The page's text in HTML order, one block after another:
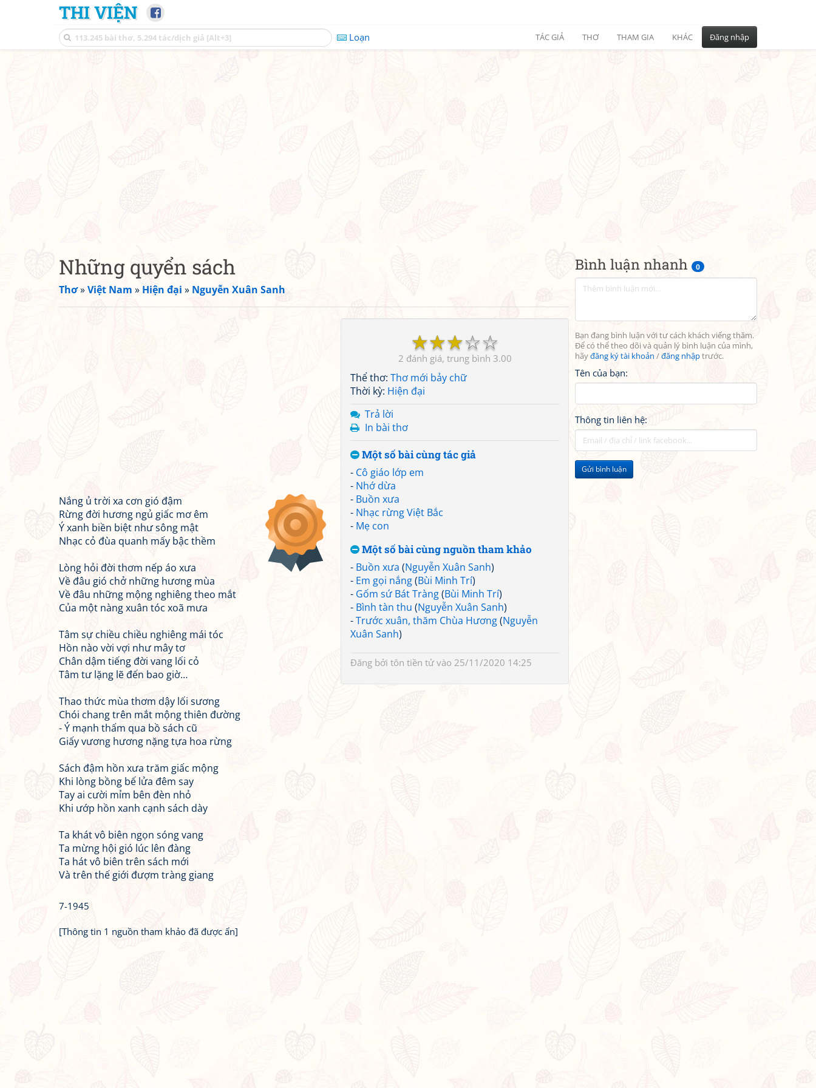
THI VIỆN
Loạn TÁC GIẢ THƠ THAM GIA KHÁC Đăng nhập
Bình luận nhanh 0
Bạn đang bình luận với tư cách khách viếng thăm.
Để có thể theo dõi và quản lý bình luận của mình,
hãyđăng ký tài khoản /đăng nhậptrước.
Tên của bạn:
Thông tin liên hệ:
Gửi bình luận
Những quyển sách
Thơ»Việt Nam » Hiện đại » Nguyễn Xuân Sanh
☆
☆
☆
☆
☆
2 3.00
Thể thơ: Thơ mới bảy chữ
Thời kỳ: Hiện đại
Trả lời
In bài thơ
Một số bài cùng tác giả
- Cô giáo lớp em
- Nhớ dừa
- Buồn xưa
- Nhạc rừng Việt Bắc
- Mẹ con
Một số bài cùng nguồn tham khảo
- Buồn xưa (Nguyễn Xuân Sanh)
- Em gọi nắng(Bùi Minh Trí)
- Gốm sứ Bát Tràng(Bùi Minh Trí)
- Bình tàn thu (Nguyễn Xuân Sanh)
-Trước xuân, thăm Chùa Hương(Nguyễn
Xuân Sanh)
Đăng bởi tôn tiền tửvào 25/11/2020 14:25
Nắng ủ trời xa cơn gió đậm
Rừng đời hương ngủ giấc mơ êm
Ý xanh biền biệt như sông mật
Nhạc cỏ đùa quanh mấy bậc thềm
Lòng hỏi đời thơm nếp áo xưa
Về đâu gió chở những hương mùa
Về đâu những mộng nghiêng theo mắt
Của một nàng xuân tóc xoã mưa
Tâm sự chiều chiều nghiêng mái tóc
Hồn nào vời vợi như mây tơ
Chân dậm tiếng đời vang lối cỏ
Tâm tư lặng lẽ đến bao giờ…
Thao thức mùa thơm dậy lối sương
Chói chang trên mắt mộng thiên đường
- Ý mạnh thấm qua bồ sách cũ
Giấy vương hương nặng tựa hoa rừng
Sách đậm hồn xưa trăm giấc mộng
Khi lòng bồng bế lửa đêm say
Tay ai cười mỉm bên đèn nhỏ
Khi ướp hồn xanh cạnh sách dày
Ta khát vô biên ngọn sóng vang
Ta mừng hội gió lúc lên đàng
Ta hát vô biên trên sách mới
Và trên thế giới đượm tràng giang
7-1945
[Thông tin 1 nguồn tham khảo đã được ẩn]